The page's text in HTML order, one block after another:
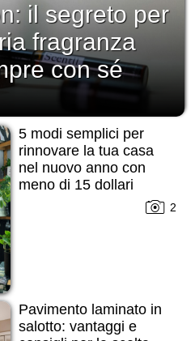
il segreto per
fragranza
con sé
5 modi semplici per
rinnovare la tua casa
nel nuovo anno con
meno di 15 dollari
2
Pavimento laminato in
salotto: vantaggi e